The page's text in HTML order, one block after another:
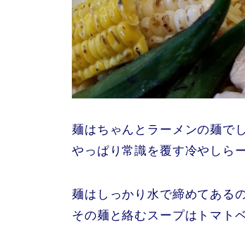
麺はちゃんとラーメンの麺で
やっぱり常識を覆す冷やしら
麺はしっかり水で締めてある
その麺と絡むスープはトマト